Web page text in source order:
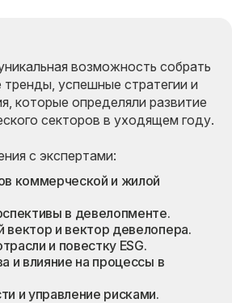
возможность собрать
успешные стратегии и
которые определяли развитие
секторов в уходящем году.
с экспертами:
коммерческой и жилой
в девелопменте.
вектор и вектор девелопера.
и повестку ESG.
и влияние на процессы в
и управление рисками.